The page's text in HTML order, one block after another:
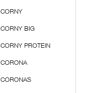
CORNY
CORNY BIG
CORNY PROTEIN
CORONA
CORONAS